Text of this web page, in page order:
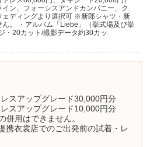
ン、フォーシスアンドカンパニー、ク
ェディングより選択可 ※新郎シャツ・新
ん。 ・アルバム「Liebe」（挙式場及び挙
・20カット/撮影データ約30カッ
スアップグレード30,000円分
スアップグレード10,000円分
用はできません。
携衣裳店でのご出発前の試着・レ